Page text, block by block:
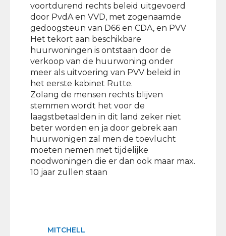
voortdurend rechts beleid uitgevoerd
door PvdA en VVD, met zogenaamde
gedoogsteun van D66 en CDA, en PVV
Het tekort aan beschikbare
huurwoningen is ontstaan door de
verkoop van de huurwoning onder
meer als uitvoering van PVV beleid in
het eerste kabinet Rutte.
Zolang de mensen rechts blijven
stemmen wordt het voor de
laagstbetaalden in dit land zeker niet
beter worden en ja door gebrek aan
huurwonigen zal men de toevlucht
moeten nemen met tijdelijke
noodwoningen die er dan ook maar max.
10 jaar zullen staan
MITCHELL